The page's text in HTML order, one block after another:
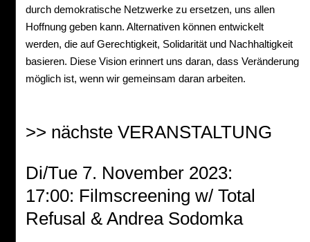
durch demokratische Netzwerke zu ersetzen, uns allen
Hoffnung geben kann. Alternativen können entwickelt
werden, die auf Gerechtigkeit, Solidarität und Nachhaltigkeit
basieren. Diese Vision erinnert uns daran, dass Veränderung
möglich ist, wenn wir gemeinsam daran arbeiten.
>> nächste VERANSTALTUNG
Di/Tue 7. November 2023:
17:00: Filmscreening w/ Total
Refusal & Andrea Sodomka